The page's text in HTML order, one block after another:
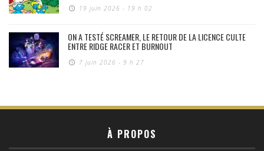
19 juin 2026 - 19 h 02
ON A TESTÉ SCREAMER, LE RETOUR DE LA LICENCE CULTE
ENTRE RIDGE RACER ET BURNOUT
7 juin 2026 - 9 h 27
À PROPOS